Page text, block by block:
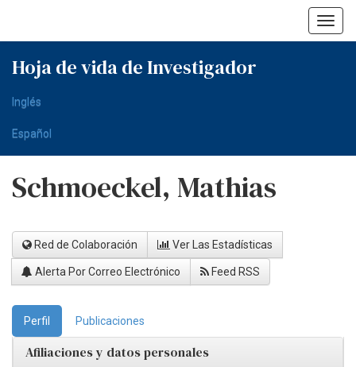
Hoja de vida de Investigador
Inglés
Español
Schmoeckel, Mathias
Red de Colaboración Ver Las Estadísticas
Alerta Por Correo Electrónico Feed RSS
Perfil Publicaciones
Afiliaciones y datos personales